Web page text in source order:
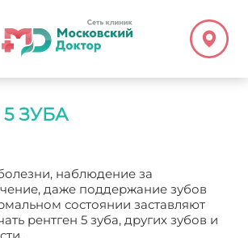
ЗУБА
наблюдение за
даже поддержание зубов
состоянии заставляют
рентген 5 зуба, других зубов и